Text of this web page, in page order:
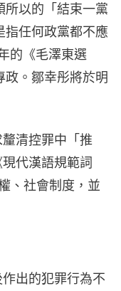
所以的「結束一黨
指任何政黨都不應
的《毛澤東選
。鄒幸彤將於明
清控罪中「推
代漢語規範詞
、社會制度，並
出的犯罪行為不